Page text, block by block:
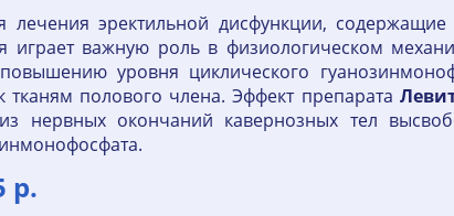
эректильной дисфункции, содержащие
играет важную роль в физиологическом
уровня циклического
полового члена. Эффект препарата
нервных окончаний кавернозных тел
р.